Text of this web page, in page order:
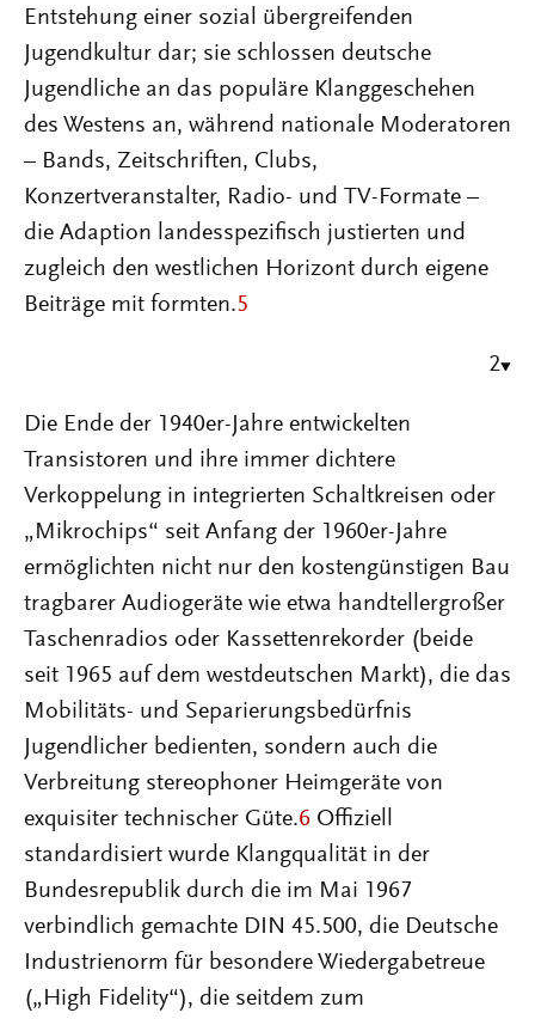
Entstehung einer sozial übergreifenden
Jugendkultur dar; sie schlossen deutsche
Jugendliche an das populäre Klanggeschehen
des Westens an, während nationale Moderatoren
– Bands, Zeitschriften, Clubs,
Konzertveranstalter, Radio- und TV-Formate –
die Adaption landesspezifisch justierten und
zugleich den westlichen Horizont durch eigene
Beiträge mit formten.5
2
Die Ende der 1940er-Jahre entwickelten
Transistoren und ihre immer dichtere
Verkoppelung in integrierten Schaltkreisen oder
„Mikrochips“ seit Anfang der 1960er-Jahre
ermöglichten nicht nur den kostengünstigen Bau
tragbarer Audiogeräte wie etwa handtellergroßer
Taschenradios oder Kassettenrekorder (beide
seit 1965 auf dem westdeutschen Markt), die das
Mobilitäts- und Separierungsbedürfnis
Jugendlicher bedienten, sondern auch die
Verbreitung stereophoner Heimgeräte von
exquisiter technischer Güte.6 Offiziell
standardisiert wurde Klangqualität in der
Bundesrepublik durch die im Mai 1967
verbindlich gemachte DIN 45.500, die Deutsche
Industrienorm für besondere Wiedergabetreue
(„High Fidelity“), die seitdem zum